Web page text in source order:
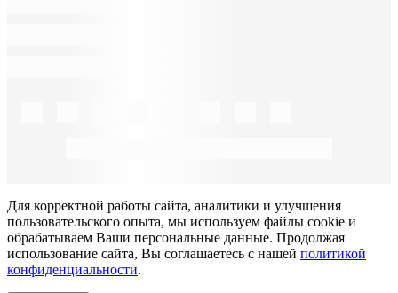
Для корректной работы сайта, аналитики и улучшения
пользовательского опыта, мы используем файлы cookie и
обрабатываем Ваши персональные данные. Продолжая
использование сайта, Вы соглашаетесь с нашей политикой
конфиденциальности.